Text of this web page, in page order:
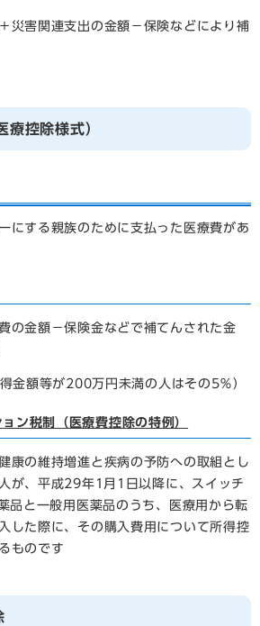
災害関連支出の金額－保険などにより補
療控除様式）
にする親族のために支払った医療費があ
の金額－保険金などで補てんされた金
金額等が200万円未満の人はその5％）
ン税制（医療費控除の特例）
康の維持増進と疾病の予防への取組とし
が、平成29年1月1日以降に、スイッチ
品と一般用医薬品のうち、医療用から転
した際に、その購入費用について所得控
ものです